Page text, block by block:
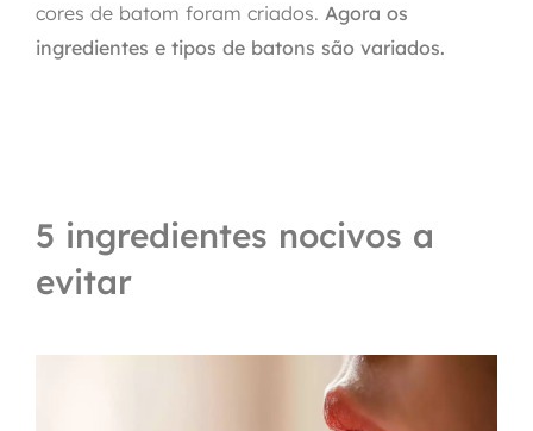
cores de batom foram criados. Agora os
ingredientes e tipos de batons são variados.
5 ingredientes nocivos a
evitar